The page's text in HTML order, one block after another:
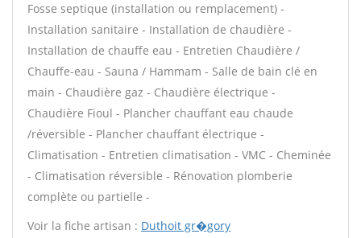
Fosse septique (installation ou remplacement) -
Installation sanitaire - Installation de chaudière -
Installation de chauffe eau - Entretien Chaudière /
Chauffe-eau - Sauna / Hammam - Salle de bain clé en
main - Chaudière gaz - Chaudière électrique -
Chaudière Fioul - Plancher chauffant eau chaude
/réversible - Plancher chauffant électrique -
Climatisation - Entretien climatisation - VMC - Cheminée
- Climatisation réversible - Rénovation plomberie
complète ou partielle -
Voir la fiche artisan : Duthoit gr�gory